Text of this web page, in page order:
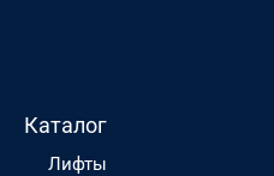
Каталог
Лифты